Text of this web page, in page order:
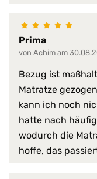
Produkt-
Prima
von Achim am
Bezug ist
Matratze
kann ich noch
hatte nach
wodurch die
hoffe, das